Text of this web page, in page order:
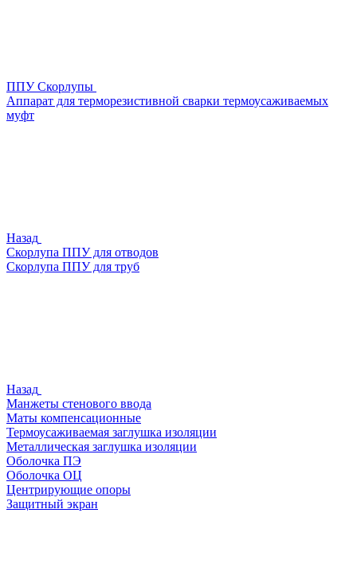
ППУ Скорлупы
Аппарат для терморезистивной сварки термоусаживаемых
муфт
Назад
Скорлупа ППУ для отводов
Скорлупа ППУ для труб
Назад
Манжеты стенового ввода
Маты компенсационные
Термоусаживаемая заглушка изоляции
Металлическая заглушка изоляции
Оболочка ПЭ
Оболочка ОЦ
Центрирующие опоры
Защитный экран